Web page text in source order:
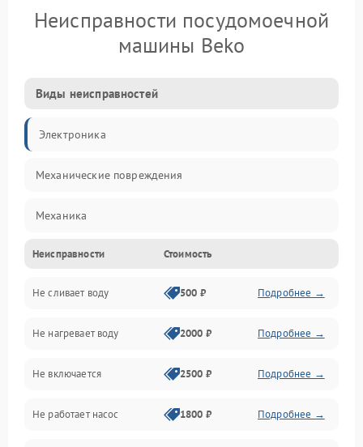
Неисправности посудомоечной
машины Beko
Виды неисправностей
Электроника
Механические повреждения
Механика
Управление
Электропитание
Датчики
Нагрев
Вода
Неисправности Стоимость
Не сливает воду 500 ₽ Подробнее →
Не нагревает воду 2000 ₽ Подробнее →
Не включается 2500 ₽ Подробнее →
Не работает насос 1800 ₽ Подробнее →